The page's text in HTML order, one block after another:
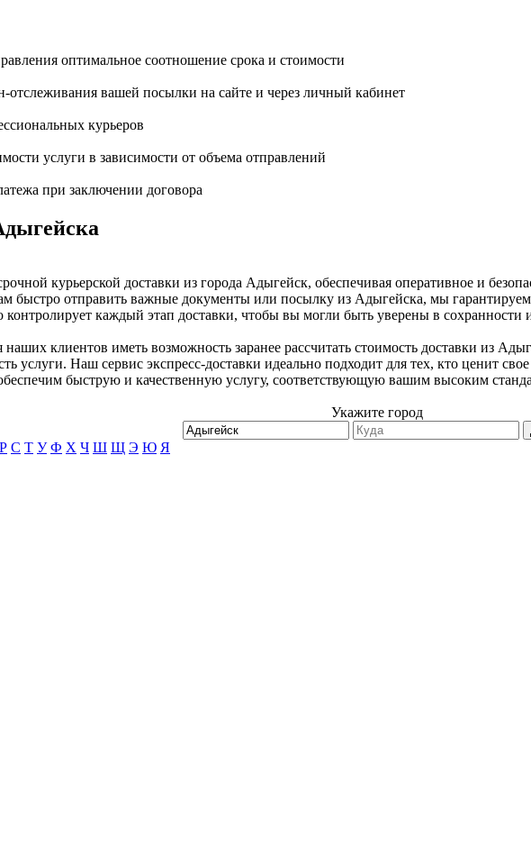
оптимальное соотношение срока и стоимости
отслеживания вашей посылки на сайте и через личный кабинет
курьеров
услуги в зависимости от объема отправлений
при заключении договора
курьерской доставки из города Адыгейск, обеспечивая оперативное и
быстро отправить важные документы или посылку из Адыгейска, мы
каждый этап доставки, чтобы вы могли быть уверены в сохранности
клиентов иметь возможность заранее рассчитать стоимость доставки из
услуги. Наш сервис экспресс-доставки идеально подходит для тех, кто ценит
быструю и качественную услугу, соответствующую вашим высоким
Укажите город
Р С Т У Ф Х Ч Ш Щ Э Ю Я